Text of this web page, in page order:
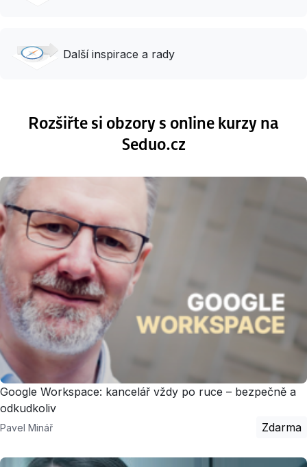
Další inspirace a rady
Rozšiřte si obzory s online kurzy na
Seduo.cz
Google Workspace: kancelář vždy po ruce – bezpečně a
odkudkoliv
Pavel Minář Zdarma